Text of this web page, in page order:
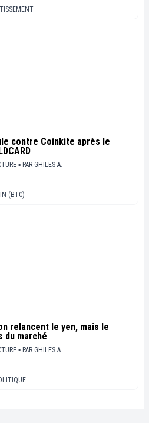
contre Coinkite après le
▪ PAR GHILES A.
(BTC)
relancent le yen, mais le
du marché
▪ PAR GHILES A.